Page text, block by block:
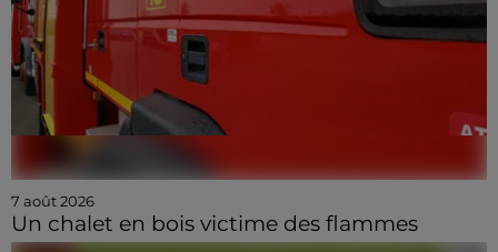
7 août 2026
Un chalet en bois victime des flammes